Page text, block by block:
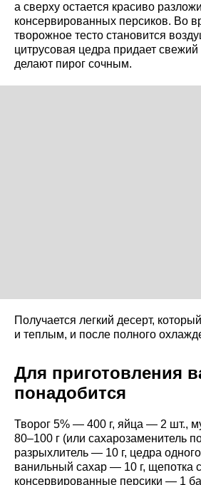
а сверху остается красиво
консервированных персиков. Во
творожное тесто становится
цитрусовая цедра придает свежий
делают пирог сочным.
Получается легкий десерт,
и теплым, и после полного
Для приготовления
понадобится
Творог 5% — 400 г, яйца — 2 шт.,
80–100 г (или сахарозаменитель
разрыхлитель — 10 г, цедра
ванильный сахар — 10 г, щепотка
консервированные персики — 1